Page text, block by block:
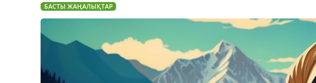
БАСТЫ ЖАҢАЛЫҚТАР